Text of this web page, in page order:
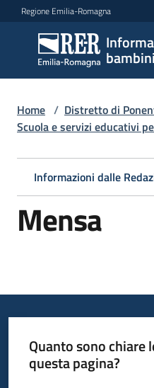
Vai al contenuto
Vai alla navigazione
Vai al footer
Regione Emilia-Romagna
bambini
Informa
famiglie
e
bambini
Argomenti
Servizi
le
Informazioni
Home / Distretto di
Scuola e servizi educativi
Informazioni dalle
Mensa
Quanto sono chiare
questa pagina?